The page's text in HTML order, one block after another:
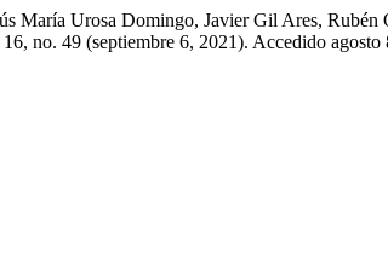
María Urosa Domingo, Javier Gil Ares,
16, no. 49 (septiembre 6, 2021). Accedido